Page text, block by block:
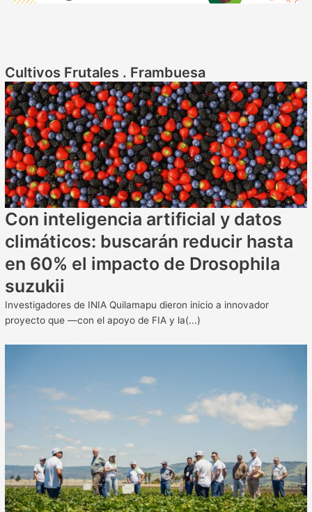
Cultivos Frutales . Frambuesa
Con inteligencia artificial y datos
climáticos: buscarán reducir hasta
en 60% el impacto de Drosophila
suzukii
Investigadores de INIA Quilamapu dieron inicio a innovador
proyecto que —con el apoyo de FIA y la(...)